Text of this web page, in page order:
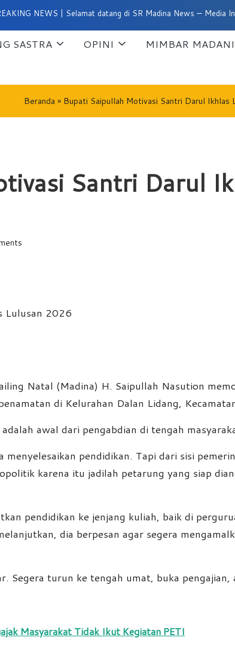
NEWS | Selamat datang di SR Madina News — Media Informasi
SASTRA OPINI
MIMBAR MADANI
Beranda » Bupati Saipullah Motivasi Santri Darul Ikhlas
Santri Darul
Natal (Madina) H. Saipullah Nasution
di Kelurahan Dalan Lidang,
awal dari pengabdian di tengah
menyelesaikan pendidikan. Tapi dari sisi
karena itu jadilah petarung yang siap
pendidikan ke jenjang kuliah, baik di
dia berpesan agar segera
Segera turun ke tengah umat, buka
Masyarakat Tidak Ikut Kegiatan PETI